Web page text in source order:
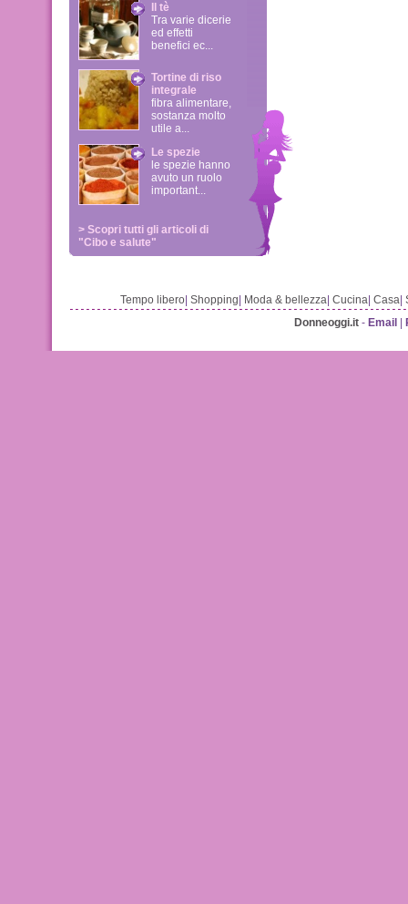
Il tè
Tra varie dicerie
ed effetti
benefici ec...
Tortine di riso
integrale
fibra alimentare,
sostanza molto
utile a...
Le spezie
le spezie hanno
avuto un ruolo
important...
> Scopri tutti gli articoli di
"Cibo e salute"
Tempo libero Shopping Moda & bellezza Cucina Casa
Donneoggi.it - Email